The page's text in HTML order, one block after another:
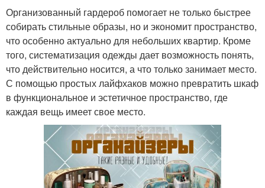
Организованный гардероб помогает не только быстрее
собирать стильные образы, но и экономит пространство,
что особенно актуально для небольших квартир. Кроме
того, систематизация одежды дает возможность понять,
что действительно носится, а что только занимает место.
С помощью простых лайфхаков можно превратить шкаф
в функциональное и эстетичное пространство, где
каждая вещь имеет свое место.